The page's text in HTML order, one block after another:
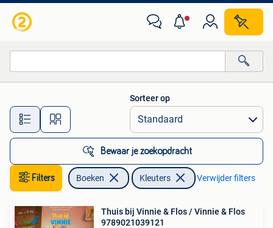
Alle afstanden…
Sorteer op
Bewaar je zoekopdracht
Filters Boeken Kleuters Verwijder filters
Thuis bij Vinnie & Flos / Vinnie & Flos
9789021039121